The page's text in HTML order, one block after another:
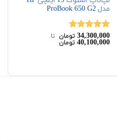
مدل ProBook 650 G2
نمره5.00
از 5
34,300,000 تومان‌ تا ‌
40,100,000 تومان